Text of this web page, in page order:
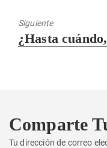
Siguiente
Entrada
¿Hasta
Comparte
Tu dirección de correo